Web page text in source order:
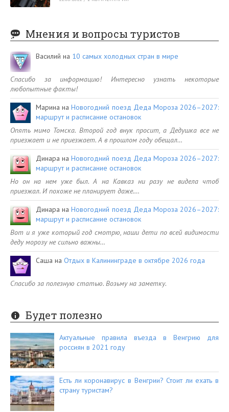
Мнения и вопросы туристов
Василий на 10 самых холодных стран в мире
Спасибо за информацию! Интересно узнать некоторые
любопытные факты!
Марина наНовогодний поезд Деда Мороза 2026–2027:
маршрут и расписание остановок
Опять мимо Томска. Второй год внук просит, а Дедушка все не
приезжает и не приезжает. А в прошлом году обещал…
Динара наНовогодний поезд Деда Мороза 2026–2027:
маршрут и расписание остановок
Но он на нем уже был. А на Кавказ ни разу не видела чтоб
приезжал. И похоже не планирует даже.…
Динара наНовогодний поезд Деда Мороза 2026–2027:
маршрут и расписание остановок
Вот и я уже который год смотрю, наши дети по всей видимости
деду морозу не сильно важны…
Саша на Отдых в Калининграде в октябре 2026 года
Спасибо за полезную статью. Возьму на заметку.
Будет полезно
Актуальные правила въезда в Венгрию для
россиян в 2021 году
Есть ли коронавирус в Венгрии? Стоит ли ехать в
страну туристам?